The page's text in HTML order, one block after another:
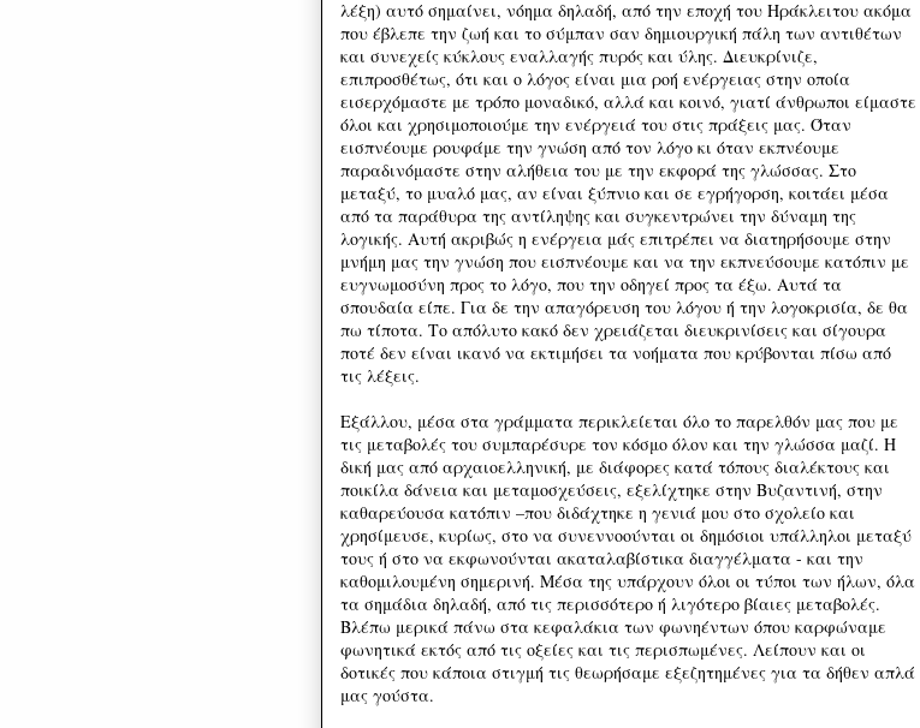
λέξη) αυτό σημαίνει, νόημα δηλαδή, από την εποχή του Ηράκλειτου ακόμα
που έβλεπε την ζωή και το σύμπαν σαν δημιουργική πάλη των αντιθέτων
και συνεχείς κύκλους εναλλαγής πυρός και ύλης. Διευκρίνιζε,
επιπροσθέτως, ότι και ο λόγος είναι μια ροή ενέργειας στην οποία
εισερχόμαστε με τρόπο μοναδικό, αλλά και κοινό, γιατί άνθρωποι είμαστε
όλοι και χρησιμοποιούμε την ενέργειά του στις πράξεις μας. Όταν
εισπνέουμε ρουφάμε την γνώση από τον λόγο κι όταν εκπνέουμε
παραδινόμαστε στην αλήθεια του με την εκφορά της γλώσσας. Στο
μεταξύ, το μυαλό μας, αν είναι ξύπνιο και σε εγρήγορση, κοιτάει μέσα
από τα παράθυρα της αντίληψης και συγκεντρώνει την δύναμη της
λογικής. Αυτή ακριβώς η ενέργεια μάς επιτρέπει να διατηρήσουμε στην
μνήμη μας την γνώση που εισπνέουμε και να την εκπνεύσουμε κατόπιν με
ευγνωμοσύνη προς το λόγο, που την οδηγεί προς τα έξω. Αυτά τα
σπουδαία είπε. Για δε την απαγόρευση του λόγου ή την λογοκρισία, δε θα
πω τίποτα. Το απόλυτο κακό δεν χρειάζεται διευκρινίσεις και σίγουρα
ποτέ δεν είναι ικανό να εκτιμήσει τα νοήματα που κρύβονται πίσω από
τις λέξεις.
Εξάλλου, μέσα στα γράμματα περικλείεται όλο το παρελθόν μας που με
τις μεταβολές του συμπαρέσυρε τον κόσμο όλον και την γλώσσα μαζί. Η
δική μας από αρχαιοελληνική, με διάφορες κατά τόπους διαλέκτους και
ποικίλα δάνεια και μεταμοσχεύσεις, εξελίχτηκε στην Βυζαντινή, στην
καθαρεύουσα κατόπιν –που διδάχτηκε η γενιά μου στο σχολείο και
χρησίμευσε, κυρίως, στο να συνεννοούνται οι δημόσιοι υπάλληλοι μεταξύ
τους ή στο να εκφωνούνται ακαταλαβίστικα διαγγέλματα - και την
καθομιλουμένη σημερινή. Μέσα της υπάρχουν όλοι οι τύποι των ήλων, όλα
τα σημάδια δηλαδή, από τις περισσότερο ή λιγότερο βίαιες μεταβολές.
Βλέπω μερικά πάνω στα κεφαλάκια των φωνηέντων όπου καρφώναμε
φωνητικά εκτός από τις οξείες και τις περισπωμένες. Λείπουν και οι
δοτικές που κάποια στιγμή τις θεωρήσαμε εξεζητημένες για τα δήθεν απλά
μας γούστα.